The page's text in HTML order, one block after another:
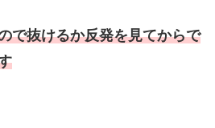
で抜けるか反発を見てからで